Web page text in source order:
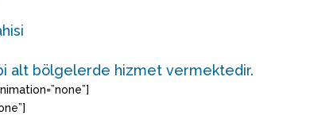
alt bölgelerde hizmet vermektedir.